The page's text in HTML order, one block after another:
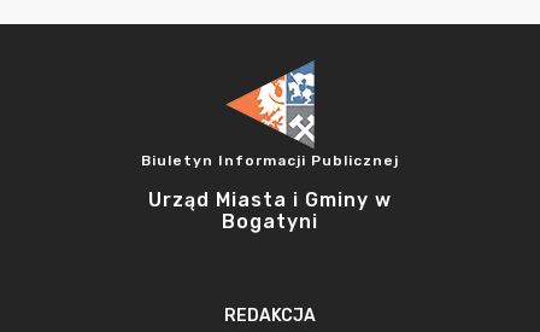
Biuletyn Informacji Publicznej
Urząd Miasta i Gminy w
Bogatyni
REDAKCJA